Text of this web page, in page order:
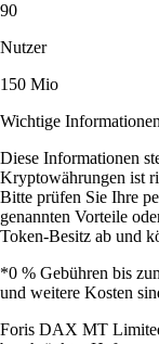
90
Nutzer
150 Mio
Wichtige Informationen
Diese Informationen
Kryptowährungen ist
Bitte prüfen Sie Ihre
genannten Vorteile
Token-Besitz ab und
*0 % Gebühren bis
und weitere Kosten
Foris DAX MT